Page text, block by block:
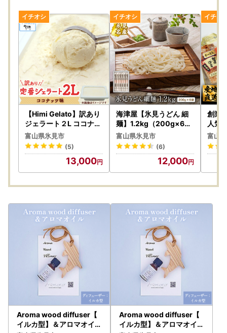
【Himi Gelato】訳あり
ジェラート２L ココナッ
ツ ｜ ジェラート アイス
ココナッツ
富山県氷見市
(5)
13,000
海津屋【氷見うどん 細
麺】1.2kg（200g×6袋
）| 乾麺 化粧箱 うどん
細麺
富山県氷見市
(6)
12,000
創業
人気
め合わ
かま
富山
Aroma wood diffuser【
イルカ型】＆アロマオイル
Aroma wood diffuser【
イルカ型】＆アロマオイル